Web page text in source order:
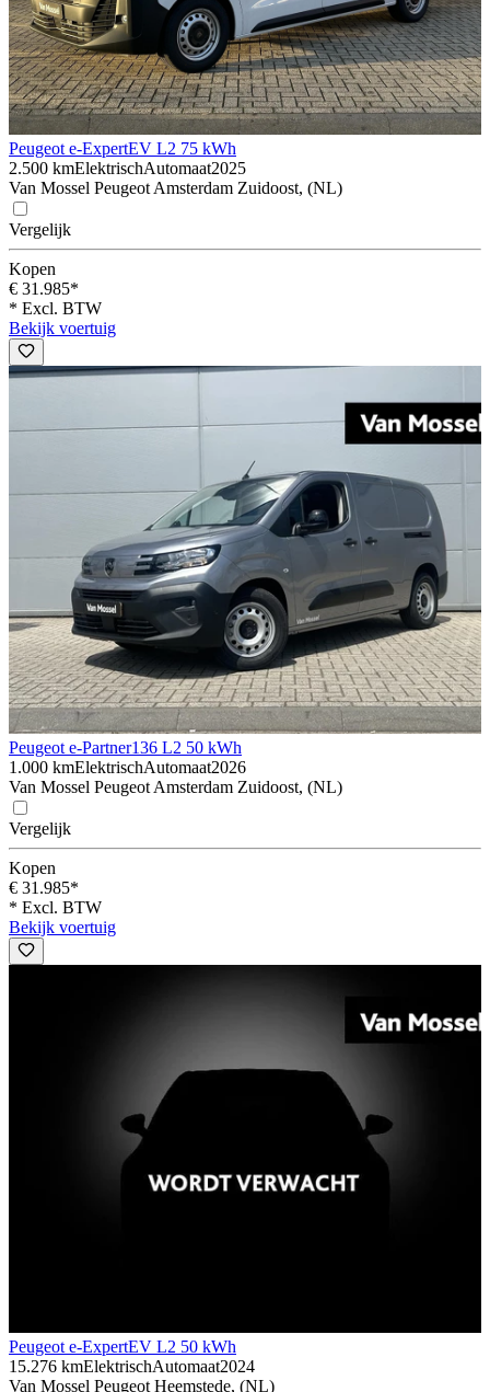
Peugeot e-ExpertEV L2 75 kWh
2.500 kmElektrischAutomaat2025
Van Mossel Peugeot Amsterdam Zuidoost, (NL)
Vergelijk
Kopen
€ 31.985*
* Excl. BTW
Bekijk voertuig
Peugeot e-Partner136 L2 50 kWh
1.000 kmElektrischAutomaat2026
Van Mossel Peugeot Amsterdam Zuidoost, (NL)
Vergelijk
Kopen
€ 31.985*
* Excl. BTW
Bekijk voertuig
Peugeot e-ExpertEV L2 50 kWh
15.276 kmElektrischAutomaat2024
Van Mossel Peugeot Heemstede, (NL)